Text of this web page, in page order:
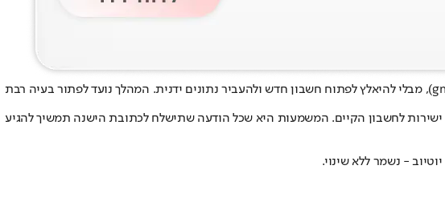
הראשית שלהם (החלק שלפני ה-@gmail.com), מבלי להיאלץ לפתוח חשבון חדש ולהעביר נתונים ידנית. המהלך נועד לפתור בעיה רבת
לחשבון הקיים. המשמעות היא שכל הודעה שתישלח לכתובת הישנה תמשיך להגיע